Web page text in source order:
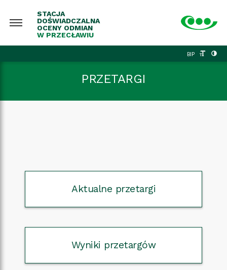
STACJA
DOŚWIADCZALNA
OCENY ODMIAN
W PRZECŁAWIU
BIP
PRZETARGI
Aktualne przetargi
Wyniki przetargów